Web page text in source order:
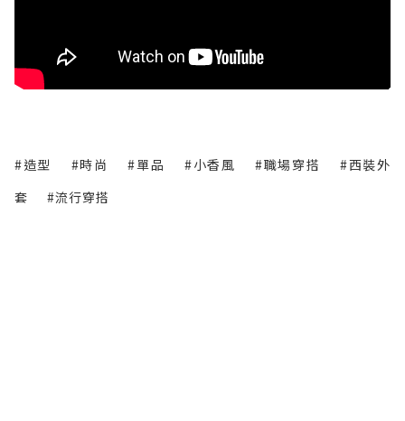
#造型 #時尚 #單品 #小香風 #職場穿搭
#西裝外
套
#流行穿搭